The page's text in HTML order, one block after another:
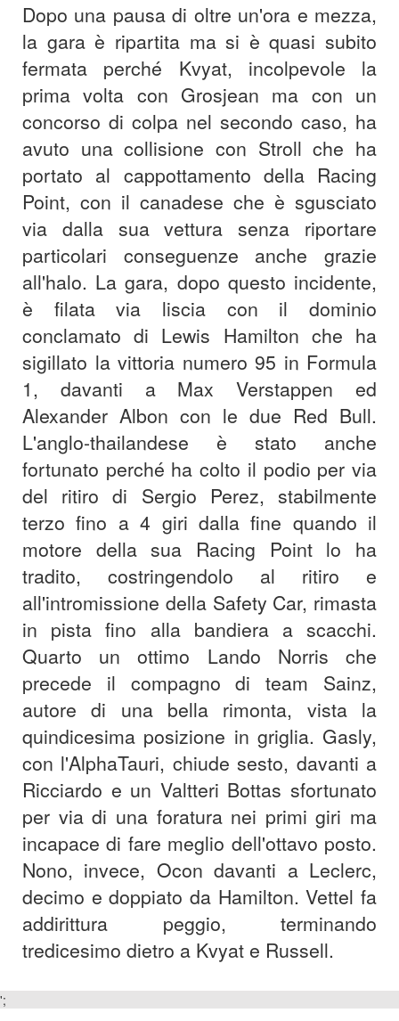
Dopo una pausa di oltre un'ora e mezza,
la gara è ripartita ma si è quasi subito
fermata perché Kvyat, incolpevole la
prima volta con Grosjean ma con un
concorso di colpa nel secondo caso, ha
avuto una collisione con Stroll che ha
portato al cappottamento della Racing
Point, con il canadese che è sgusciato
via dalla sua vettura senza riportare
particolari conseguenze anche grazie
all'halo. La gara, dopo questo incidente,
è filata via liscia con il dominio
conclamato di Lewis Hamilton che ha
sigillato la vittoria numero 95 in Formula
1, davanti a Max Verstappen ed
Alexander Albon con le due Red Bull.
L'anglo-thailandese è stato anche
fortunato perché ha colto il podio per via
del ritiro di Sergio Perez, stabilmente
terzo fino a 4 giri dalla fine quando il
motore della sua Racing Point lo ha
tradito, costringendolo al ritiro e
all'intromissione della Safety Car, rimasta
in pista fino alla bandiera a scacchi.
Quarto un ottimo Lando Norris che
precede il compagno di team Sainz,
autore di una bella rimonta, vista la
quindicesima posizione in griglia. Gasly,
con l'AlphaTauri, chiude sesto, davanti a
Ricciardo e un Valtteri Bottas sfortunato
per via di una foratura nei primi giri ma
incapace di fare meglio dell'ottavo posto.
Nono, invece, Ocon davanti a Leclerc,
decimo e doppiato da Hamilton. Vettel fa
addirittura peggio, terminando
tredicesimo dietro a Kvyat e Russell.
';